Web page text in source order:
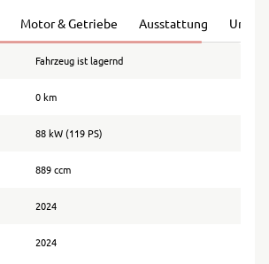
Motor & Getriebe Ausstattung
Fahrzeug ist lagernd
0 km
88 kW (119 PS)
889 ccm
2024
2024